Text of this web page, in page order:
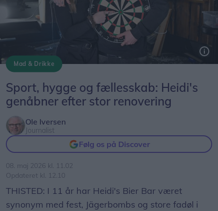
Mad & Drikke
Sport, hygge og fællesskab: Heidi's
genåbner efter stor renovering
Ole Iversen
Journalist
Følg os på Discover
08. maj 2026 kl. 11.02
Opdateret kl. 12.10
THISTED: I 11 år har Heidi's Bier Bar været
synonym med fest, Jägerbombs og store fadøl i